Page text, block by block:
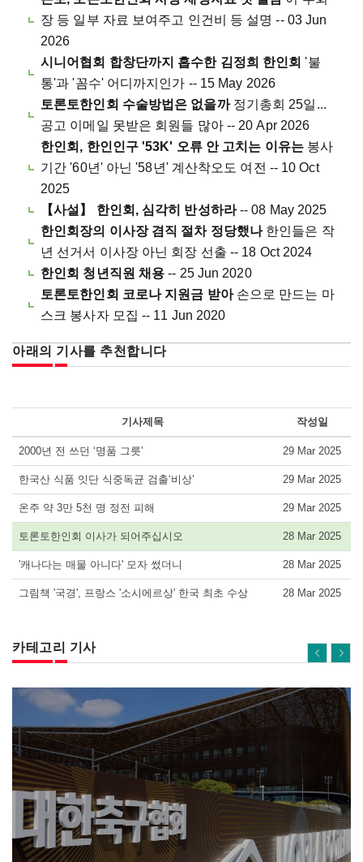
장 등 일부 자료 보여주고 인건비 등 설명 -- 03 Jun
2026
시니어협회 합창단까지 흡수한 김정희 한인회 '불
통'과 '꼼수' 어디까지인가 -- 15 May 2026
토론토한인회 수술방법은 없을까 정기총회 25일...
공고 이메일 못받은 회원들 많아 -- 20 Apr 2026
한인회, 한인인구 '53K' 오류 안 고치는 이유는 봉사
기간 '60년' 아닌 '58년' 계산착오도 여전 -- 10 Oct
2025
【사설】 한인회, 심각히 반성하라-- 08 May 2025
한인회장의 이사장 겸직 절차 정당했나한인들은 작
년 선거서 이사장 아닌 회장 선출 -- 18 Oct 2024
한인회 청년직원 채용 -- 25 Jun 2020
토론토한인회 코로나 지원금 받아손으로 만드는 마
스크 봉사자 모집 -- 11 Jun 2020
아래의 기사를 추천합니다
기사제목 작성일
2000년 전 쓰던 ‘명품 그릇’ 29 Mar 2025
한국산 식품 잇단 식중독균 검출‘비상’ 29 Mar 2025
온주 약 3만 5천 명 정전 피해 29 Mar 2025
토론토한인회 이사가 되어주십시오 28 Mar 2025
'캐나다는 매물 아니다' 모자 썼더니 28 Mar 2025
그림책 '국경', 프랑스 '소시에르상' 한국 최초 수상 28 Mar 2025
카테고리 기사